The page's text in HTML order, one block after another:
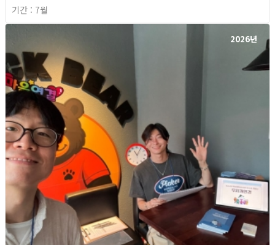
기간 : 7월
2026년